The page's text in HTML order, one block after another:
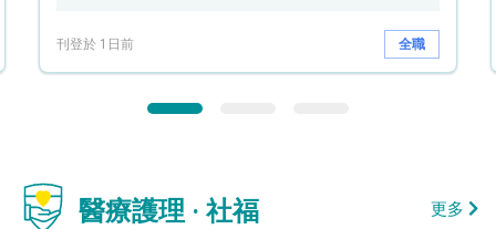
刊登於 1日前 全職
醫療護理 · 社福 更多